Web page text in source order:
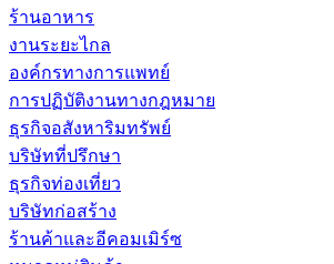
ร้านอาหาร
งานระยะไกล
องค์กรทางการแพทย์
การปฏิบัติงานทางกฎหมาย
ธุรกิจอสังหาริมทรัพย์
บริษัทที่ปรึกษา
ธุรกิจท่องเที่ยว
บริษัทก่อสร้าง
ร้านค้าและอีคอมเมิร์ซ